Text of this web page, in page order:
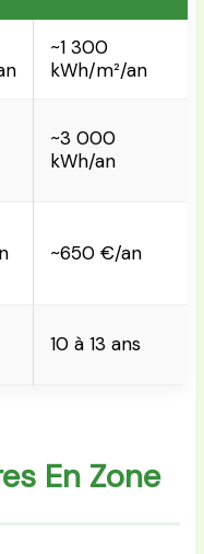
~1 300
kWh/m²/an
~3 000
kWh/an
~650 €/an
10 à 13 ans
En Zone